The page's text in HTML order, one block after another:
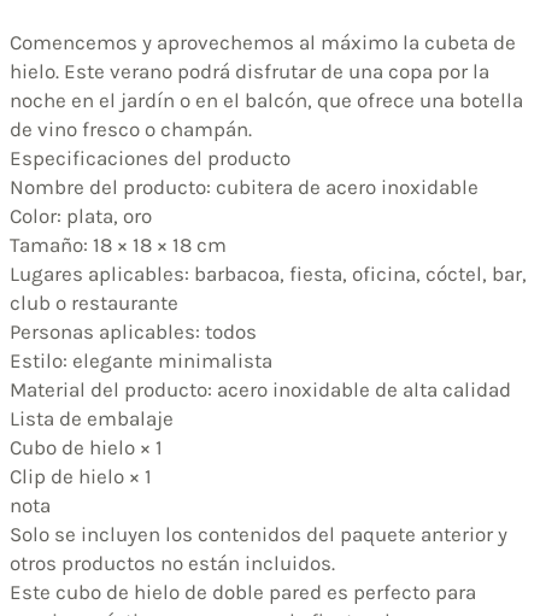
Comencemos y aprovechemos al máximo la cubeta de
hielo. Este verano podrá disfrutar de una copa por la
noche en el jardín o en el balcón, que ofrece una botella
de vino fresco o champán.
Especificaciones del producto
Nombre del producto: cubitera de acero inoxidable
Color: plata, oro
Tamaño: 18 × 18 × 18 cm
Lugares aplicables: barbacoa, fiesta, oficina, cóctel, bar,
club o restaurante
Personas aplicables: todos
Estilo: elegante minimalista
Material del producto: acero inoxidable de alta calidad
Lista de embalaje
Cubo de hielo × 1
Clip de hielo × 1
nota
Solo se incluyen los contenidos del paquete anterior y
otros productos no están incluidos.
Este cubo de hielo de doble pared es perfecto para